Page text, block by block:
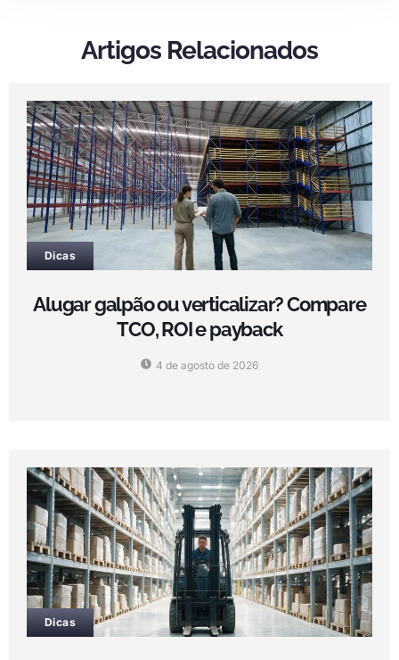
Artigos Relacionados
Dicas
Alugar galpão ou verticalizar? Compare
TCO, ROI e payback
4 de agosto de 2026
Dicas